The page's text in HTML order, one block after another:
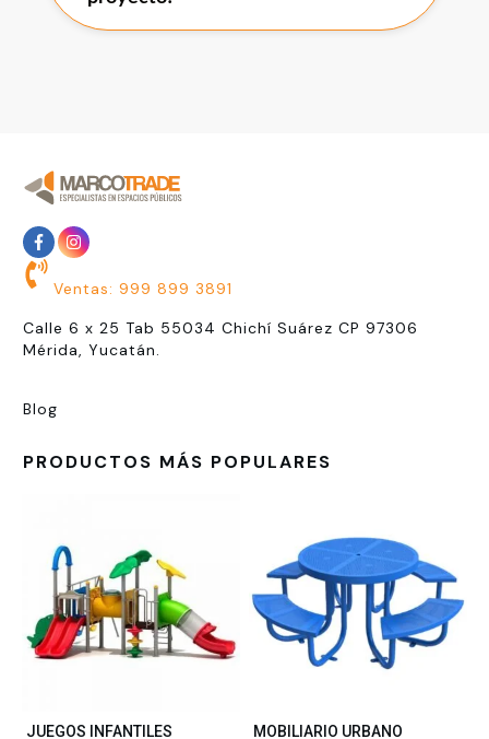
Ventas: 999 899 3891
Calle 6 x 25 Tab 55034 Chichí Suárez CP 97306
Mérida, Yucatán.
Blog
PRODUCTOS MÁS POPULARES
JUEGOS INFANTILES MOBILIARIO URBANO